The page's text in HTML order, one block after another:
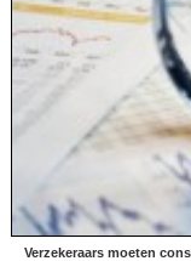
Verzekeraars moeten